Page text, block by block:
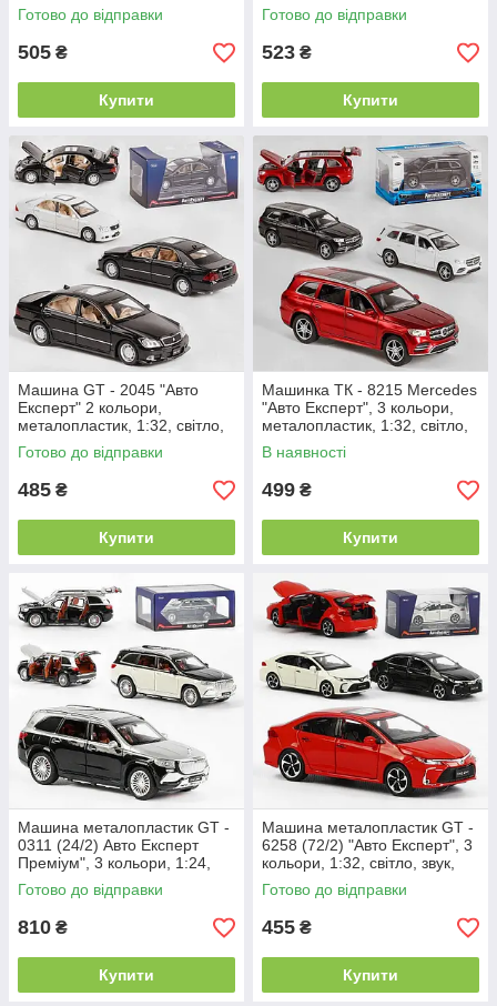
звук, інерція, двері, що
Готово до відправки
505 ₴
Купити
звук, інерція, двері, що
Готово до відправки
523 ₴
Купити
Машина GT - 2045 "Авто
Експерт" 2 кольори,
металопластик, 1:32, світло,
звук, інерція, відчиняються
двері,
Готово до відправки
485 ₴
Купити
Машинка ТК - 8215 Mercedes
"Авто Експерт", 3 кольори,
металопластик, 1:32, світло,
звук, інерція, двері, що
В наявності
499 ₴
Купити
Машина металопластик GT -
0311 (24/2) Авто Експерт
Преміум", 3 кольори, 1:24,
звук, світло, інерція,
Готово до відправки
810 ₴
Купити
Машина металопластик GT -
6258 (72/2) "Авто Експерт", 3
кольори, 1:32, світло, звук,
інерція, відчиняються
Готово до відправки
455 ₴
Купити